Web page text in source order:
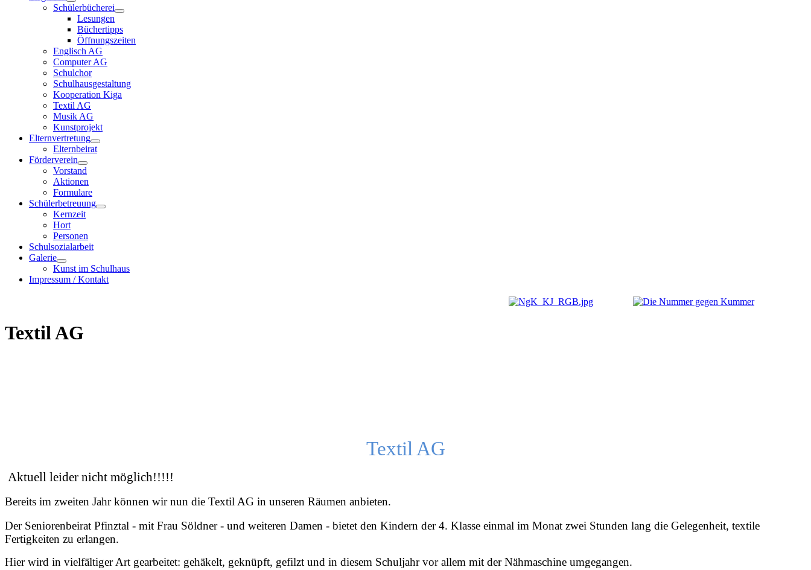
Schülerbücherei
Lesungen
Büchertipps
Öffnungszeiten
Englisch AG
Computer AG
Schulchor
Schulhausgestaltung
Kooperation Kiga
Textil AG
Musik AG
Kunstprojekt
Elternvertretung
Elternbeirat
Förderverein
Vorstand
Aktionen
Formulare
Schülerbetreuung
Kernzeit
Hort
Personen
Schulsozialarbeit
Galerie
Kunst im Schulhaus
Impressum / Kontakt
Textil AG
Textil AG
Aktuell leider nicht möglich!!!!!
Bereits im zweiten Jahr können wir nun die Textil AG in unseren Räumen anbieten.
Der Seniorenbeirat Pfinztal - mit Frau Söldner - und weiteren Damen - bietet den Kindern der 4. Klasse einmal im Monat zwei Stunden lang die Gelegenheit, textile
Fertigkeiten zu erlangen.
Hier wird in vielfältiger Art gearbeitet: gehäkelt, geknüpft, gefilzt und in diesem Schuljahr vor allem mit der Nähmaschine umgegangen.